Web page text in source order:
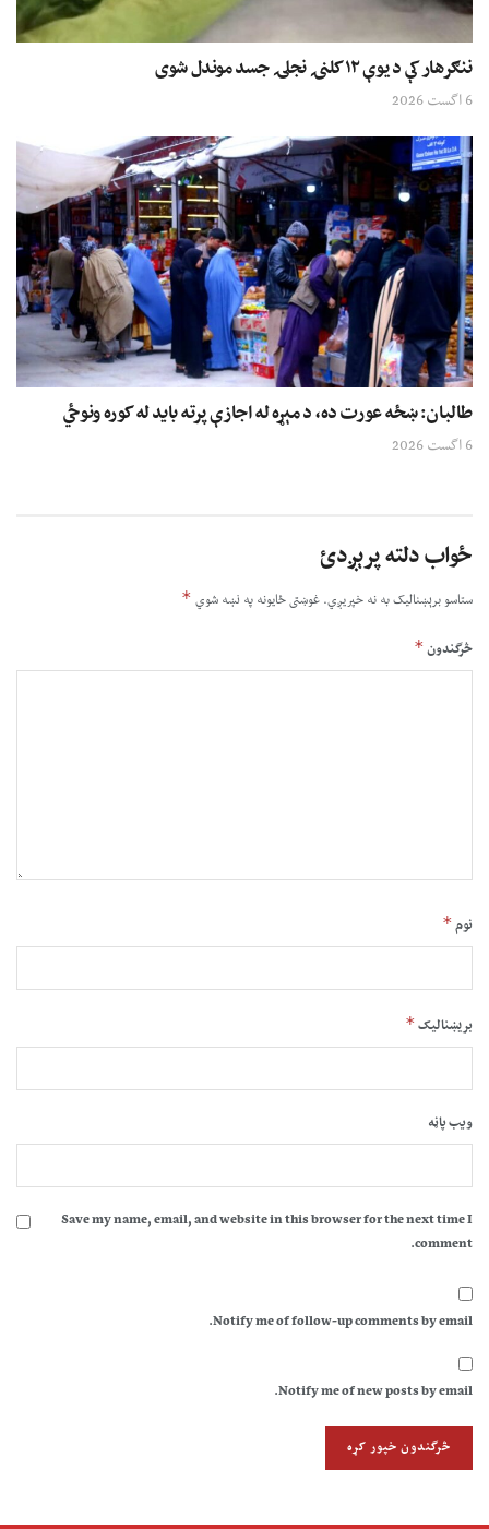
ننګرهار کې د یوې ۱۲ کلنۍ نجلۍ جسد موندل شوی
6 اگست 2026
طالبان: ښځه عورت ده، د مېړه له اجازې پرته باید له کوره ونوځي
6 اگست 2026
ځواب دلته پرېږدئ
ستاسو برېښناليک به نه خپريږي.غوښتى ځایونه په نښه شوي *
څرگندون*
نوم*
بریښنالیک*
ویب پاڼه
Save my name, email, and website in this browser for the next time I
comment.
Notify me of follow-up comments by email.
Notify me of new posts by email.